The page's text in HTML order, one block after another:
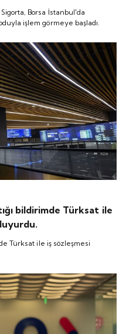
Borsa İstanbul'da
işlem görmeye başladı.
bildirimde Türksat ile
Türksat ile iş sözleşmesi